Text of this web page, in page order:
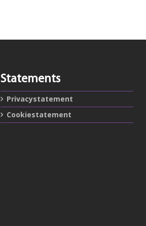
Statements
Privacystatement
Cookiestatement